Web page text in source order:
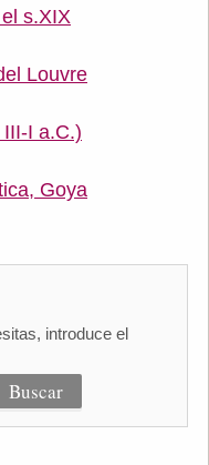
s.XIX
Louvre
I a.C.)
Goya
introduce el